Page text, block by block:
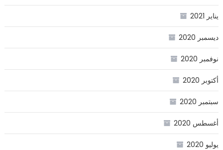
يناير 2021
ديسمبر 2020
نوفمبر 2020
أكتوبر 2020
سبتمبر 2020
أغسطس 2020
يوليو 2020